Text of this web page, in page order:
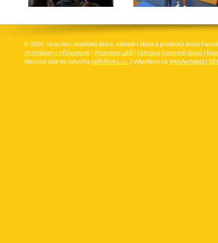
© 2026, Speciální mateřská škola, základní škola a praktická škola
Prohlášení o přístupnosti
Podmínky užití Ochrana osobních údajů
Webové stránky vytvořila eBRÁNA s.r.o. | Vytvořeno na WebArchitect|